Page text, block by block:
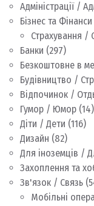
Адміністрації /
Бізнес та
Страхування /
Банки (297)
Безкоштовне в
Будівництво /
Відпочинок /
Гумор / Юмор (14)
Діти / Дети (116)
Дизайн (82)
Для іноземців /
Захоплення та
Зв'язок / Связь
Мобільні